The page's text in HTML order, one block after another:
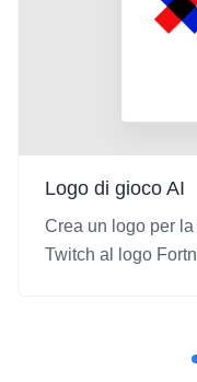
Logo di gioco AI
Crea un logo per
Twitch al logo